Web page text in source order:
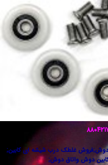
درب شیشه ای کابین;
دوش;